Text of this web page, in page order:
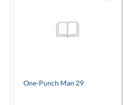
One-Punch Man 29